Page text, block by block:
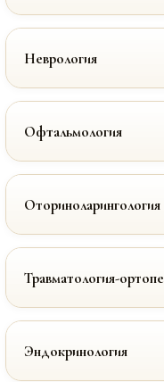
Неврология
Офтальмология
Травматология-
Эндокринология